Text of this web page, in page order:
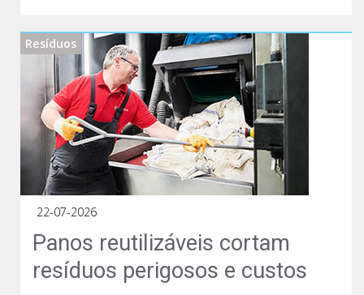
Resíduos
22-07-2026
Panos reutilizáveis cortam
resíduos perigosos e custos